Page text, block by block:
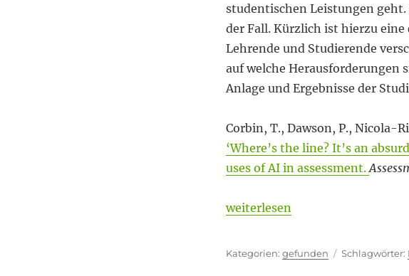
studentischen Leistungen
der Fall. Kürzlich ist hierzu
Lehrende und Studierende
auf welche Herausforderungen
Anlage und Ergebnisse der
Corbin, T., Dawson, P., Nicola-
‘Where’s the line? It’s an
uses of AI in assessment.
„Wo ist die Grenze?“
weiterlesen
Kategorien
gefunden